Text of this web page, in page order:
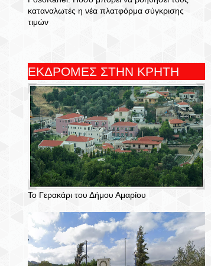
καταναλωτές η νέα πλατφόρμα σύγκρισης
τιμών
ΕΚΔΡΟΜΕΣ ΣΤΗΝ ΚΡΗΤΗ
Το Γερακάρι του Δήμου Αμαρίου